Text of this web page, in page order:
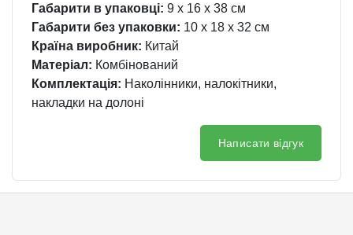
Габарити в упаковці: 9 x 16 x 38 см
Габарити без упаковки: 10 x 18 x 32 см
Країна виробник: Китай
Матеріал: Комбінований
Комплектація: Наколінники, налокітники,
накладки на долоні
Написати відгук